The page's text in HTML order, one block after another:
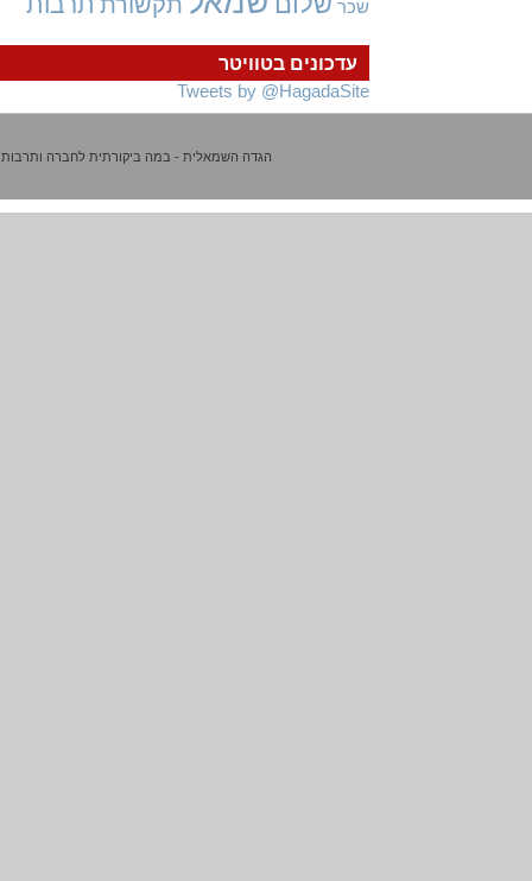
עדכונים בטוויטר
Tweets by @HagadaSite
שכר
הגדה השמאלית - במה ביקורתית לחברה ותרבות